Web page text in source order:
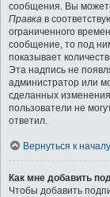
сообщения. Вы
Правка в
ограниченного
сообщение, то под
показывает
Эта надпись не
администратор или
сделанных
пользователи не
ответил.
Вернуться к началу
Как мне добавить
Чтобы добавить